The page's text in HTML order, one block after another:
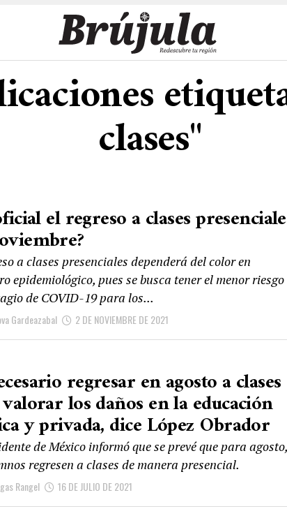
clases"
el regreso a clases
a clases presenciales dependerá del color en
epidemiológico, pues se busca tener el menor riesgo
de COVID-19 para los...
Gardeazabal 2 DE NOVIEMBRE DE 2021
regresar en agosto a clases
los daños en la educación
y privada, dice López Obrador
de México informó que se prevé que para agosto,
regresen a clases de manera presencial.
Rangel 16 DE JULIO DE 2021